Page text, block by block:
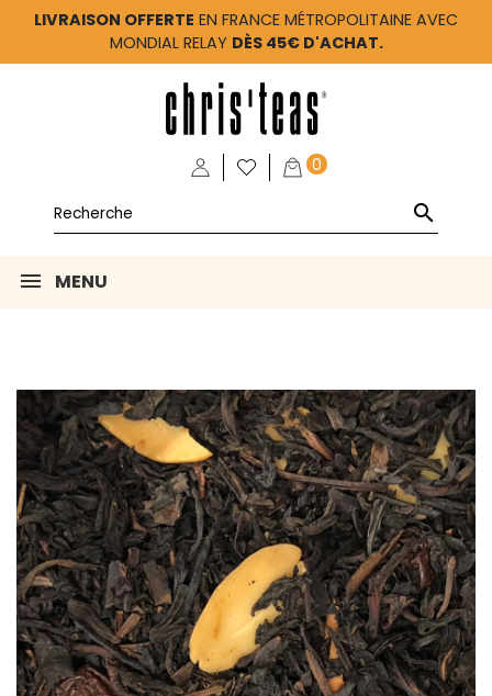
LIVRAISON OFFERTE EN FRANCE MÉTROPOLITAINE AVEC
MONDIAL RELAY DÈS 45€ D'ACHAT.
0

MENU